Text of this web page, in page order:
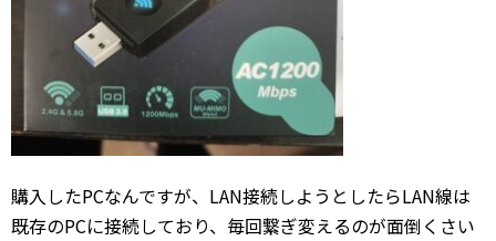
購入したPCなんですが、LAN接続しようとしたらLAN線は
既存のPCに接続しており、毎回繋ぎ変えるのが面倒くさい